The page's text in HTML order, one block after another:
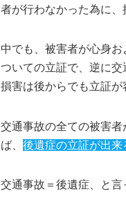
者が行わなかった為に、
中でも、被害者が心身
ついての立証で、逆に
損害は後からでも立証が
交通事故の全ての被害者
ば、 後遺症の立証が出来
交通事故＝後遺症、と言